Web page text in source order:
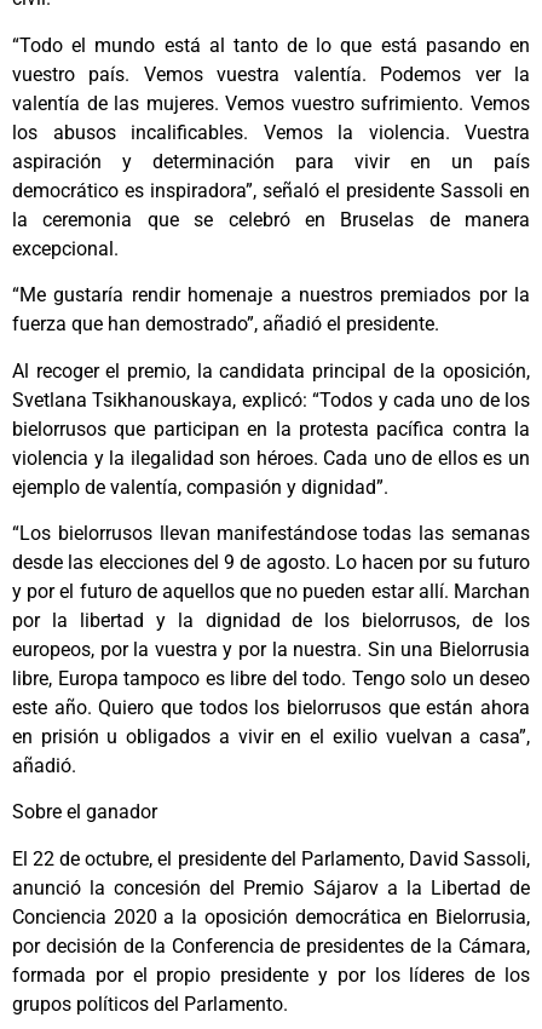
“Todo el mundo está al tanto de lo que está pasando en
vuestro país. Vemos vuestra valentía. Podemos ver la
valentía de las mujeres. Vemos vuestro sufrimiento. Vemos
los abusos incalificables. Vemos la violencia. Vuestra
aspiración y determinación para vivir en un país
democrático es inspiradora”, señaló el presidente Sassoli en
la ceremonia que se celebró en Bruselas de manera
excepcional.
“Me gustaría rendir homenaje a nuestros premiados por la
fuerza que han demostrado”, añadió el presidente.
Al recoger el premio, la candidata principal de la oposición,
Svetlana Tsikhanouskaya, explicó: “Todos y cada uno de los
bielorrusos que participan en la protesta pacífica contra la
violencia y la ilegalidad son héroes. Cada uno de ellos es un
ejemplo de valentía, compasión y dignidad”.
“Los bielorrusos llevan manifestándose todas las semanas
desde las elecciones del 9 de agosto. Lo hacen por su futuro
y por el futuro de aquellos que no pueden estar allí. Marchan
por la libertad y la dignidad de los bielorrusos, de los
europeos, por la vuestra y por la nuestra. Sin una Bielorrusia
libre, Europa tampoco es libre del todo. Tengo solo un deseo
este año. Quiero que todos los bielorrusos que están ahora
en prisión u obligados a vivir en el exilio vuelvan a casa”,
añadió.
Sobre el ganador
El 22 de octubre, el presidente del Parlamento, David Sassoli,
anunció la concesión del Premio Sájarov a la Libertad de
Conciencia 2020 a la oposición democrática en Bielorrusia,
por decisión de la Conferencia de presidentes de la Cámara,
formada por el propio presidente y por los líderes de los
grupos políticos del Parlamento.